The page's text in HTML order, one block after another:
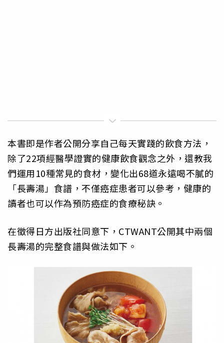
本書即是作者公開分享自己每天實踐的飲食方法，
除了22項經醫學證實的健康飲食觀念之外，還教我
們運用10種常見的食材，變化出68道永遠喝不膩的
「長壽湯」食譜，不僅癌症患者可以參考，健康的
讀者也可以作為預防癌症的食療秘訣。
在徵得日方出版社同意下，CTWANT公開其中兩個
長壽湯的完整食譜與做法如下。